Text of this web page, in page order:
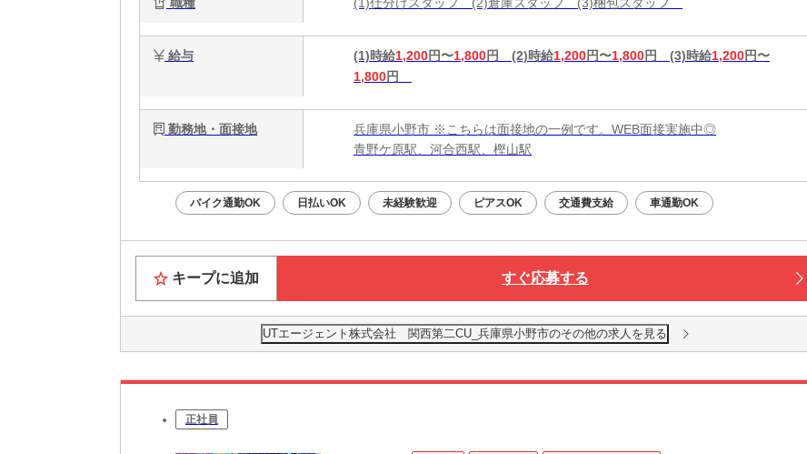
給与 (1)時給1,200円〜1,800円 (2)時給1,200円〜1,800円 (3)時給1,200円〜
1,800円
勤務地・面接地
兵庫県小野市 ※こちらは面接地の一例です。WEB面接実施中◎
青野ケ原駅、河合西駅、樫山駅
バイク通勤OK 日払いOK 未経験歓迎 ピアスOK 交通費支給 車通勤OK
キープに追加 すぐ応募する
UTエージェント株式会社 関西第二CU_兵庫県小野市のその他の求人を見る
正社員